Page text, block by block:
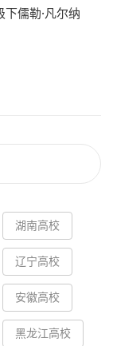
儒勒·凡尔纳
湖南高校
辽宁高校
安徽高校
黑龙江高校